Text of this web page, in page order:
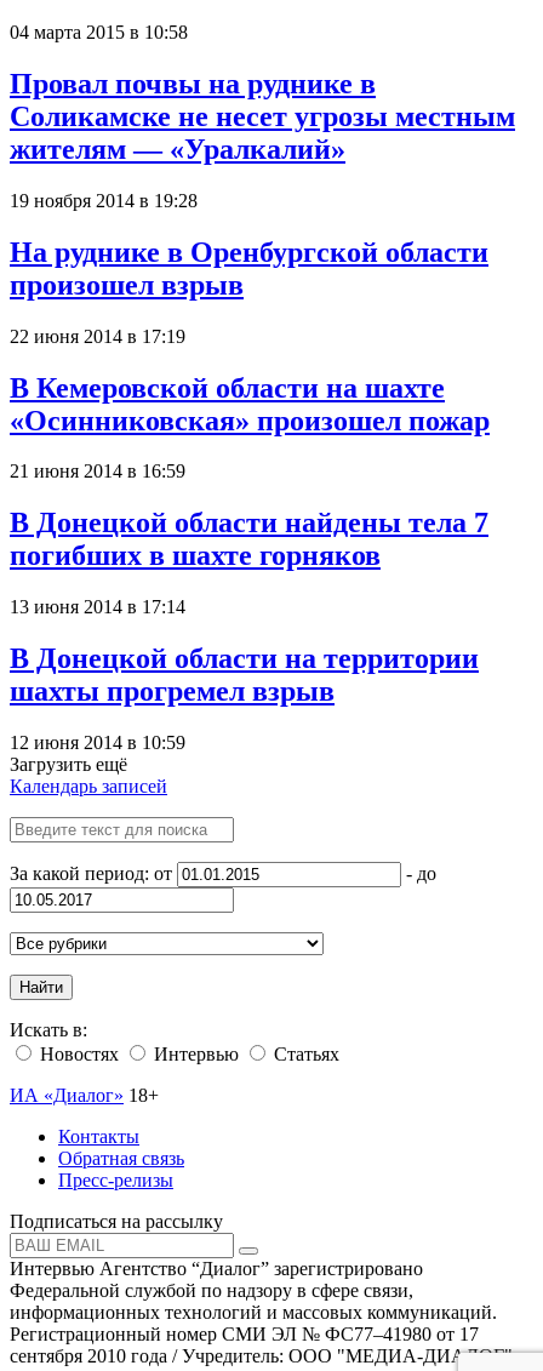
04 марта 2015 в 10:58
Провал почвы на руднике в
Соликамске не несет угрозы местным
жителям — «Уралкалий»
19 ноября 2014 в 19:28
На руднике в Оренбургской области
произошел взрыв
22 июня 2014 в 17:19
В Кемеровской области на шахте
«Осинниковская» произошел пожар
21 июня 2014 в 16:59
В Донецкой области найдены тела 7
погибших в шахте горняков
13 июня 2014 в 17:14
В Донецкой области на территории
шахты прогремел взрыв
12 июня 2014 в 10:59
Загрузить ещё
Календарь записей
За какой период: от - до
Найти
Искать в:
Новостях
Интервью
Статьях
ИА «Диалог» 18+
Контакты
Обратная связь
Пресс-релизы
Подписаться на рассылку
Интервью Агентство “Диалог” зарегистрировано
Федеральной службой по надзору в сфере связи,
информационных технологий и массовых коммуникаций.
Регистрационный номер СМИ ЭЛ № ФС77–41980 от 17
сентября 2010 года / Учредитель: ООО "МЕДИА-ДИАЛОГ"